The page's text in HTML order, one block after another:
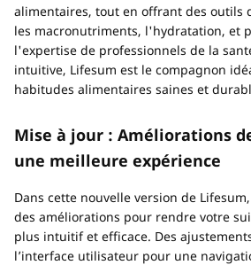
alimentaires, tout en offrant des outils
les macronutriments, l'hydratation, et
l'expertise de professionnels de la
intuitive, Lifesum est le compagnon
habitudes alimentaires saines et
Mise à jour : Améliorations
une meilleure expérience
Dans cette nouvelle version de
des améliorations pour rendre votre
plus intuitif et efficace. Des
l’interface utilisateur pour une